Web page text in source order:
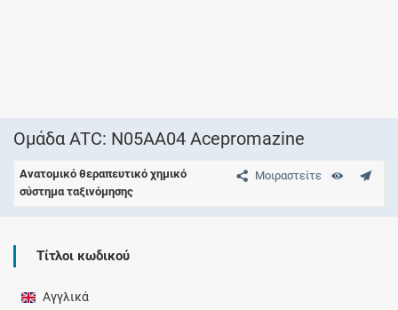
Ομάδα ATC: N05AA04 Acepromazine
Μοιραστείτε
Ανατομικό θεραπευτικό χημικό
σύστημα ταξινόμησης
Τίτλοι κωδικού
Αγγλικά